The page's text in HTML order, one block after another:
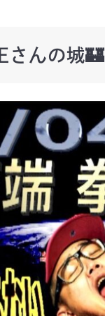
さんの城🏰